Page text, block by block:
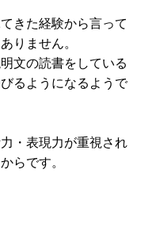
きた経験から言って
りません。
文の読書をしている
るようになるようで
・表現力が重視され
らです。